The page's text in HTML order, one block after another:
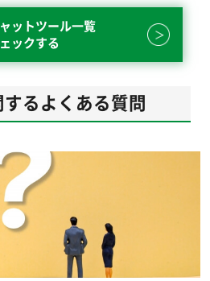
ットツール一覧
ックする
るよくある質問